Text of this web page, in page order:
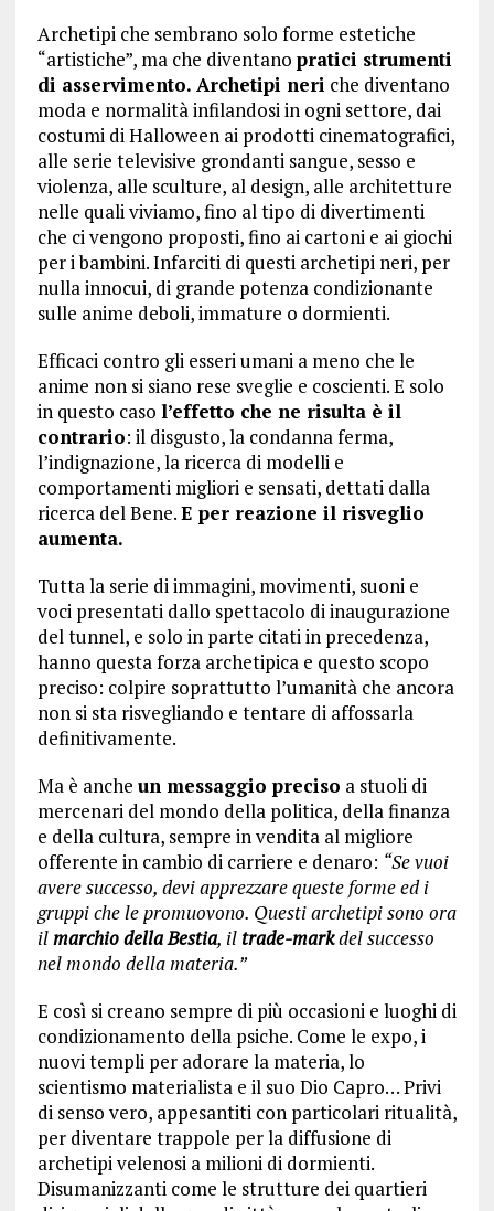
Archetipi che sembrano solo forme estetiche
“artistiche”, ma che diventano pratici strumenti
di asservimento. Archetipi neri che diventano
moda e normalità infilandosi in ogni settore, dai
costumi di Halloween ai prodotti cinematografici,
alle serie televisive grondanti sangue, sesso e
violenza, alle sculture, al design, alle architetture
nelle quali viviamo, fino al tipo di divertimenti
che ci vengono proposti, fino ai cartoni e ai giochi
per i bambini. Infarciti di questi archetipi neri, per
nulla innocui, di grande potenza condizionante
sulle anime deboli, immature o dormienti.
Efficaci contro gli esseri umani a meno che le
anime non si siano rese sveglie e coscienti. E solo
in questo caso l’effetto che ne risulta è il
contrario: il disgusto, la condanna ferma,
l’indignazione, la ricerca di modelli e
comportamenti migliori e sensati, dettati dalla
ricerca del Bene.E per reazione il risveglio
aumenta.
Tutta la serie di immagini, movimenti, suoni e
voci presentati dallo spettacolo di inaugurazione
del tunnel, e solo in parte citati in precedenza,
hanno questa forza archetipica e questo scopo
preciso: colpire soprattutto l’umanità che ancora
non si sta risvegliando e tentare di affossarla
definitivamente.
Ma è anche un messaggio preciso a stuoli di
mercenari del mondo della politica, della finanza
e della cultura, sempre in vendita al migliore
offerente in cambio di carriere e denaro: “Se vuoi
avere successo, devi apprezzare queste forme ed i
gruppi che le promuovono. Questi archetipi sono ora
ilmarchio della Bestia, il trade-markdel successo
nel mondo della materia.”
E così si creano sempre di più occasioni e luoghi di
condizionamento della psiche. Come le expo, i
nuovi templi per adorare la materia, lo
scientismo materialista e il suo Dio Capro… Privi
di senso vero, appesantiti con particolari ritualità,
per diventare trappole per la diffusione di
archetipi velenosi a milioni di dormienti.
Disumanizzanti come le strutture dei quartieri